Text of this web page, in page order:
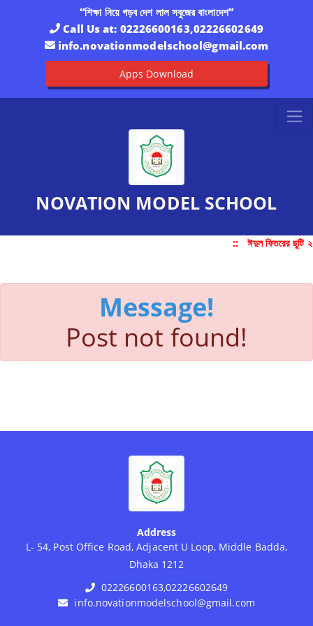
“শিক্ষা নিয়ে গড়ব দেশ লাল সবুজের বাংলাদেশ”
Call Us at: 02226600163,02226602649
info.novationmodelschool@gmail.com
Apps Download
NOVATION MODEL SCHOOL
:: ঈদুল ফিতরের ছুটি
Message!
Post not found!
Address
L- 54, Post Office Road, Adjacent U Loop, Middle Badda,
Dhaka 1212
02226600163,02226602649
info.novationmodelschool@gmail.com